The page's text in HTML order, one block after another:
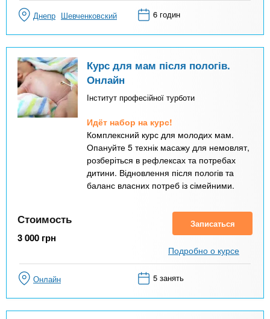
Днепр Шевченковский 6 годин
Курс для мам після пологів.
Онлайн
Інститут професійної турботи
Идёт набор на курс!
Комплексний курс для молодих мам.
Опануйте 5 технік масажу для немовлят,
розберіться в рефлексах та потребах
дитини. Відновлення після пологів та
баланс власних потреб із сімейними.
Стоимость
3 000 грн
Записаться
Подробно о курсе
Онлайн 5 занять